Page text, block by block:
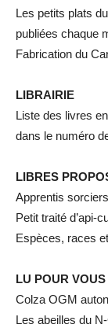
Les petits plats
publiées chaque
Fabrication du
LIBRAIRIE
Liste des livres
dans le numéro
LIBRES
Apprentis
Petit traité d’api-
Espèces, races
LU POUR VOUS
Colza OGM
Les abeilles du